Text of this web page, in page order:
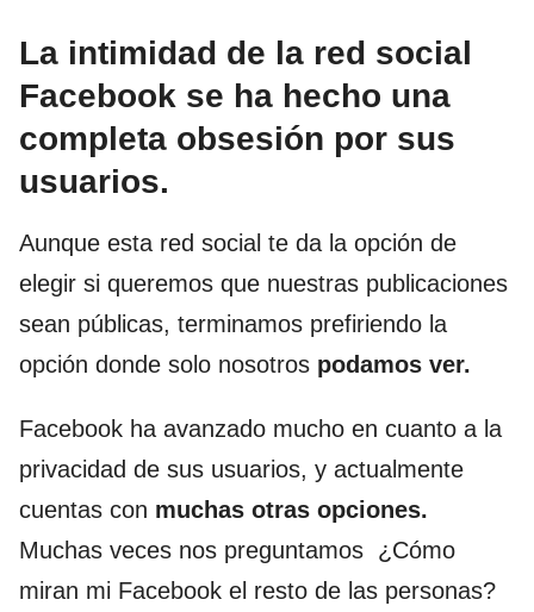
La intimidad de la red social
Facebook se ha hecho una
completa obsesión por sus
usuarios.
Aunque esta red social te da la opción de
elegir si queremos que nuestras publicaciones
sean públicas, terminamos prefiriendo la
opción donde solo nosotros podamos ver.
Facebook ha avanzado mucho en cuanto a la
privacidad de sus usuarios, y actualmente
cuentas con muchas otras opciones.
Muchas veces nos preguntamos ¿Cómo
miran mi Facebook el resto de las personas?